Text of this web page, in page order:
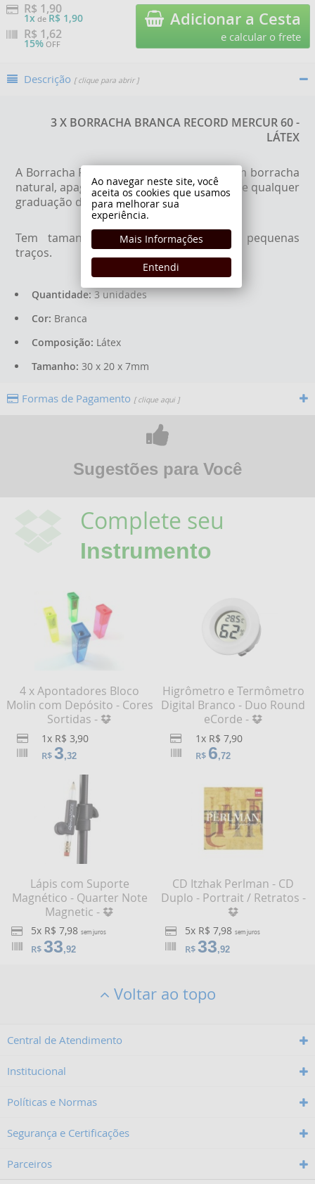
R$ 1,90
1x de R$ 1,90
R$ 1,62
15% OFF
Adicionar a Cesta
e calcular o frete
Descrição [ clique para abrir ]
3 X BORRACHA BRANCA RECORD MERCUR 60 -
LÁTEX
A Borracha Record 60 da Mercur é feita em borracha
natural, apaga escritas a lápis e lapiseira de qualquer
graduação de grafite.
Tem tamanho pequeno para apagar pequenas
traços.
Quantidade:3 unidades
Cor: Branca
Composição: Látex
Tamanho: 30 x 20 x 7mm
Formas de Pagamento [ clique aqui ]
Sugestões para Você
Complete seu
Instrumento
4 x Apontadores Bloco
Molin com Depósito - Cores
Sortidas -
1x R$ 3,90
R$3,32
Higrômetro e Termômetro
Digital Branco - Duo Round
eCorde -
1x R$ 7,90
R$ 6,72
Lápis com Suporte
Magnético - Quarter Note
Magnetic -
5x R$ 7,98 sem juros
R$33,92
CD Itzhak Perlman - CD
Duplo - Portrait / Retratos -
5x R$ 7,98 sem juros
R$33,92
Voltar ao topo
Central de Atendimento
Institucional
Políticas e Normas
Segurança e Certificações
Parceiros
Ao navegar neste site, você
aceita os cookies que usamos
para melhorar sua
experiência.
Mais Informações
Entendi